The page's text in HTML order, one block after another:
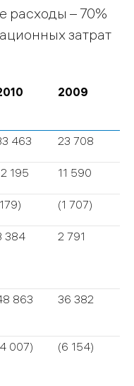
расходы – 70%
затрат
2009
463 23 708
195 11 590
(1 707)
384 2 791
863 36 382
007) (6 154)